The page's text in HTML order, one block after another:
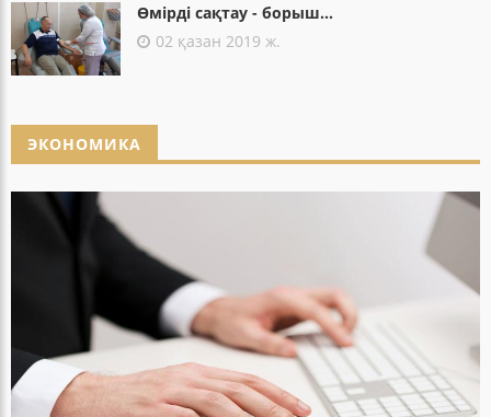
Өмірді сақтау - борыш...
02 қазан 2019 ж.
ЭКОНОМИКА